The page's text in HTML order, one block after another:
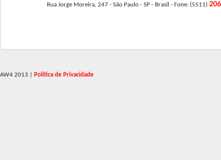
Rua Jorge Moreira, 247 - São Paulo - SP - Brasil - Fone: (5511)
AW4 2013 Política de Privacidade